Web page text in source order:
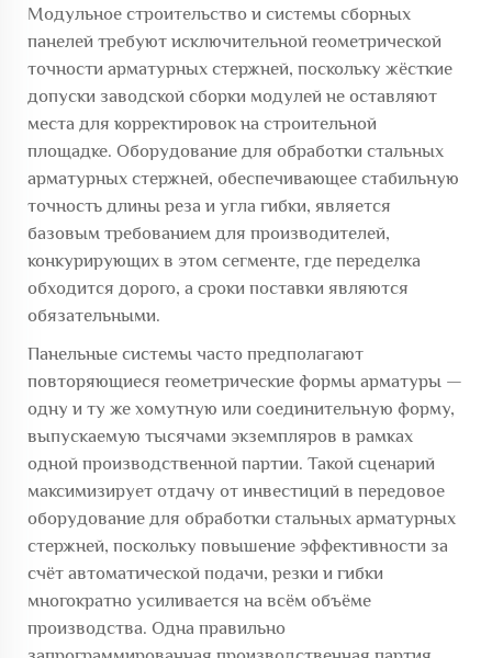
Модульное строительство и системы сборных
панелей требуют исключительной геометрической
точности арматурных стержней, поскольку жёсткие
допуски заводской сборки модулей не оставляют
места для корректировок на строительной
площадке. Оборудование для обработки стальных
арматурных стержней, обеспечивающее стабильную
точность длины реза и угла гибки, является
базовым требованием для производителей,
конкурирующих в этом сегменте, где переделка
обходится дорого, а сроки поставки являются
обязательными.
Панельные системы часто предполагают
повторяющиеся геометрические формы арматуры —
одну и ту же хомутную или соединительную форму,
выпускаемую тысячами экземпляров в рамках
одной производственной партии. Такой сценарий
максимизирует отдачу от инвестиций в передовое
оборудование для обработки стальных арматурных
стержней, поскольку повышение эффективности за
счёт автоматической подачи, резки и гибки
многократно усиливается на всём объёме
производства. Одна правильно